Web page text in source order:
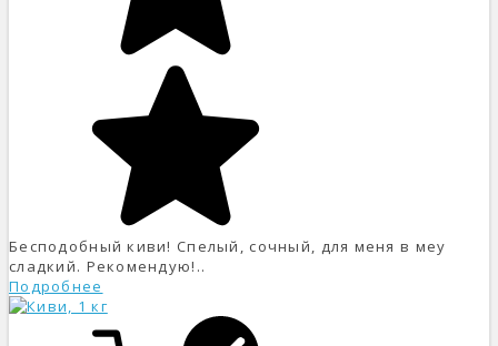
Бесподобный киви! Спелый, сочный, для меня в меу
сладкий. Рекомендую!..
Подробнее